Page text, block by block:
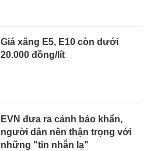
Giá xăng E5, E10 còn dưới
20.000 đồng/lít
EVN đưa ra cảnh báo khẩn,
người dân nên thận trọng với
những "tin nhắn lạ"